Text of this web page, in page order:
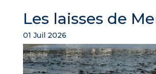
Les laisses de
01 Juil 2026